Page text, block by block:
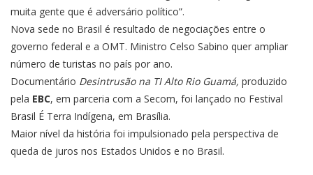
muita gente que é adversário político”.
Nova sede no Brasil é resultado de negociações entre o
governo federal e a OMT. Ministro Celso Sabino quer ampliar
número de turistas no país por ano.
Documentário Desintrusão na TI Alto Rio Guamá, produzido
pela EBC, em parceria com a Secom, foi lançado no Festival
Brasil É Terra Indígena, em Brasília.
Maior nível da história foi impulsionado pela perspectiva de
queda de juros nos Estados Unidos e no Brasil.